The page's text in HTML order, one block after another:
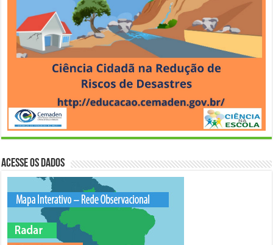
Acesse os Dados